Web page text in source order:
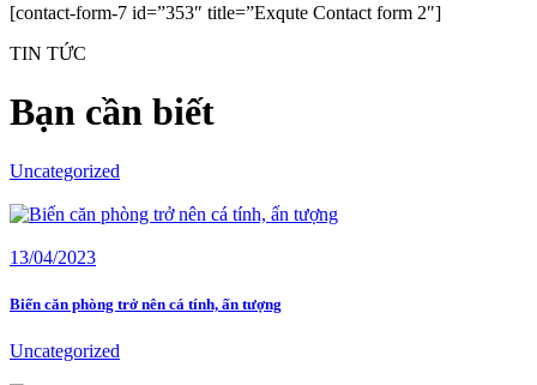
[contact-form-7 id=”353″ title=”Exqute Contact form 2″]
TIN TỨC
Bạn cần biết
Uncategorized
13/04/2023
Biến căn phòng trở nên cá tính, ấn tượng
Uncategorized